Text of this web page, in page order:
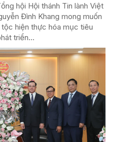
hội Hội thánh Tin lành Việt
Đình Khang mong muốn
hiện thực hóa mục tiêu
triển...